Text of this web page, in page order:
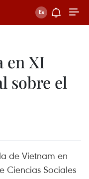
en XI
sobre el
de Vietnam en
Ciencias Sociales